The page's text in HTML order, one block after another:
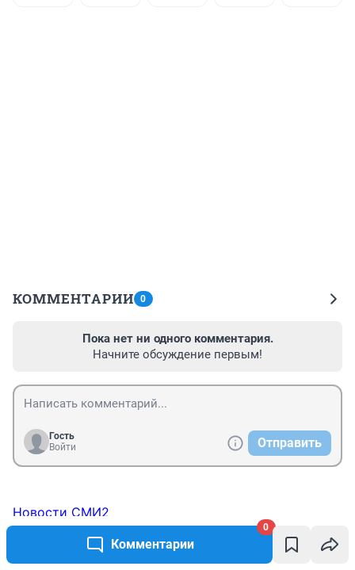
Комментарии
0
КОММЕНТАРИИ 0
Пока нет ни одного комментария.
Начните обсуждение первым!
Гость
Войти
Отправить
Новости СМИ2
ТОП 5